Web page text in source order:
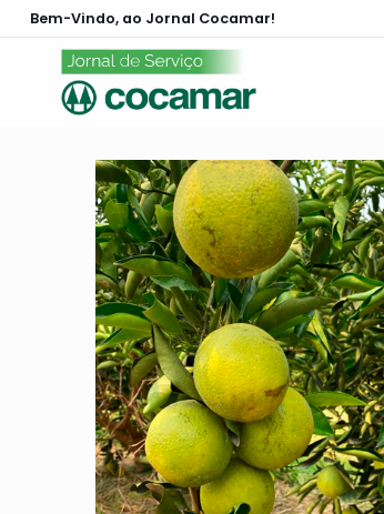
Bem-Vindo, ao Jornal Cocamar!